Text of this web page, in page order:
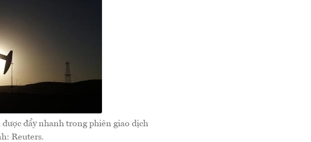
đẩy nhanh trong phiên giao dịch
Reuters.